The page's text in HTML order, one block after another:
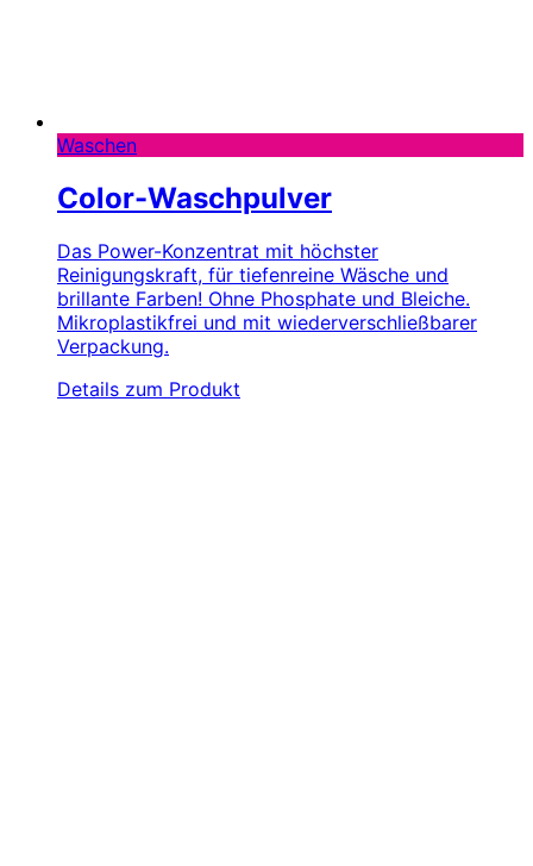
Waschen
Color-Waschpulver
Das Power-Konzentrat mit höchster
Reinigungskraft, für tiefenreine Wäsche und
brillante Farben! Ohne Phosphate und Bleiche.
Mikroplastikfrei und mit wiederverschließbarer
Verpackung.
Details zum Produkt